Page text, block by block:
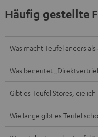
Häufig gestellte
Was macht Teufel anders
Was bedeutet
Gibt es Teufel Stores, die
Wie lange gibt es Teufel